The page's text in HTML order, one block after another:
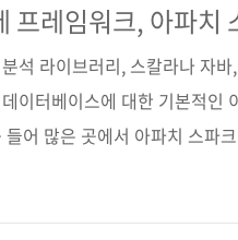
프레임워크, 아파치
석 라이브러리, 스칼라나 자
이터베이스에 대한 기본적인
들어 많은 곳에서 아파치 스파
나 페이스북과 같은 거대 IT 기